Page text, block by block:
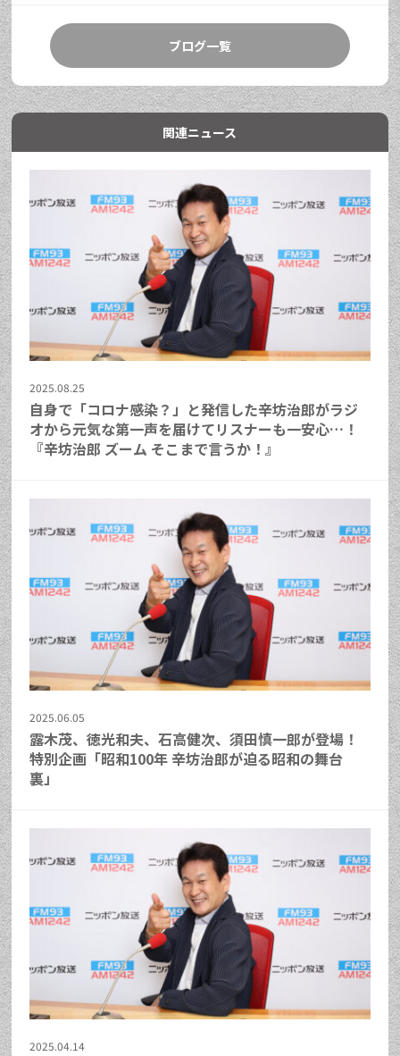
ブログ一覧
関連ニュース
2025.08.25
自身で「コロナ感染？」と発信した辛坊治郎がラジ
オから元気な第一声を届けてリスナーも一安心…！
『辛坊治郎 ズーム そこまで言うか！』
2025.06.05
露木茂、徳光和夫、石高健次、須田慎一郎が登場！
特別企画「昭和100年 辛坊治郎が迫る昭和の舞台
裏」
2025.04.14